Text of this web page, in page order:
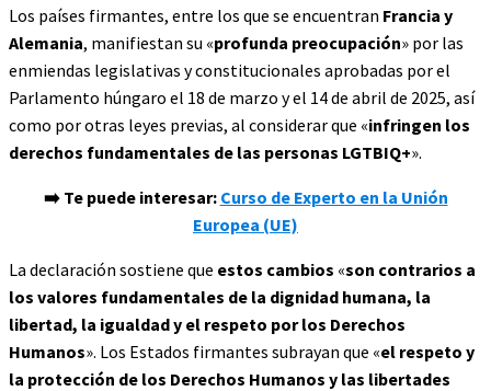
Los países firmantes, entre los que se encuentran Francia y
Alemania, manifiestan su «profunda preocupación» por las
enmiendas legislativas y constitucionales aprobadas por el
Parlamento húngaro el 18 de marzo y el 14 de abril de 2025, así
como por otras leyes previas, al considerar que «infringen los
derechos fundamentales de las personas LGTBIQ+».
➡️ Te puede interesar: Curso de Experto en la Unión
Europea (UE)
La declaración sostiene que estos cambios «son contrarios a
los valores fundamentales de la dignidad humana, la
libertad, la igualdad y el respeto por los Derechos
Humanos». Los Estados firmantes subrayan que «el respeto y
la protección de los Derechos Humanos y las libertades